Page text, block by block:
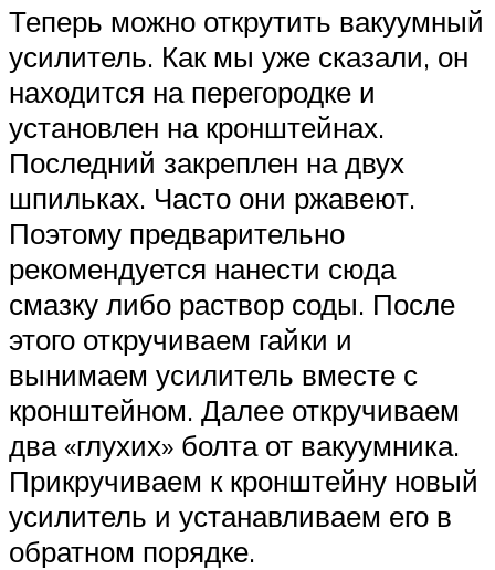
Теперь можно открутить вакуумный
усилитель. Как мы уже сказали, он
находится на перегородке и
установлен на кронштейнах.
Последний закреплен на двух
шпильках. Часто они ржавеют.
Поэтому предварительно
рекомендуется нанести сюда
смазку либо раствор соды. После
этого откручиваем гайки и
вынимаем усилитель вместе с
кронштейном. Далее откручиваем
два «глухих» болта от вакуумника.
Прикручиваем к кронштейну новый
усилитель и устанавливаем его в
обратном порядке.